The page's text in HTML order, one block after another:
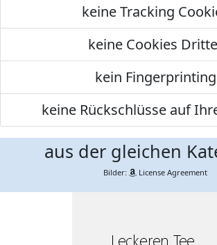
keine Tracking
keine Cookies
kein Fingerprinting
keine Rückschlüsse auf
aus der gleichen
Bilder: License Agreement